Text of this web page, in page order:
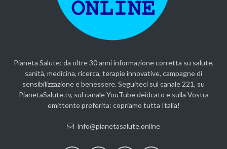
Pianeta Salute: da oltre 30 anni informazione corretta su salute,
sanità, medicina, ricerca, terapie innovative, campagne di
sensibilizzazione e benessere. Seguiteci sul canale 221, su
PianetaSalute.tv, sul canale YouTube deidcato e sulla Vostra
emittente preferita: copriamo tutta Italia!
info@pianetasalute.online